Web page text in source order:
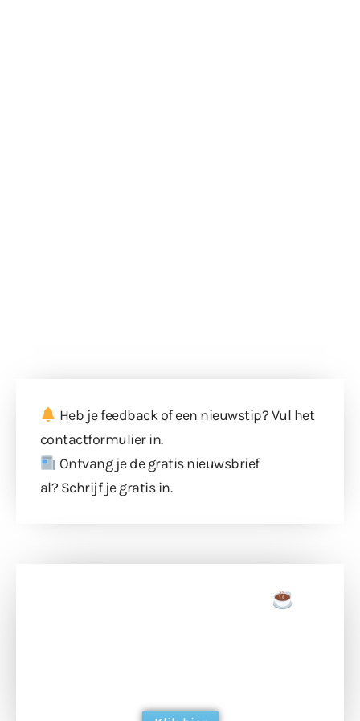
Heb je feedback of een nieuwstip? Vul het
contactformulierin.
Ontvang je de gratis nieuwsbrief
al? Schrijf je gratis in.